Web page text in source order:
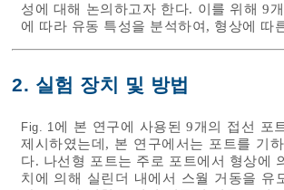
성에 대해 논의하고자 한다. 이를 위해 9
에 따라 유동 특성을 분석하여, 형상에 따
2. 실험 장치 및 방법
Fig. 1 에 본 연구에 사용된 9개의 접선 포
제시하였는데, 본 연구에서는 포트를 기
다. 나선형 포트는 주로 포트에서 형상에
치에 의해 실린더 내에서 스월 거동을 유